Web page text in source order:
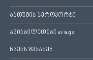
ბათუმის აეროპორტი
ავიაბილეთები avia.ge
ჩვენს შესახებ